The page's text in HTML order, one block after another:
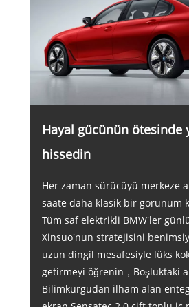
Hayal gücünün ötesinde
hissedin
Her zaman sürücüyü merkeze
saate daha klasik bir görünüm
Tüm saf elektrikli BMW'ler
Xinsuo'nun stratejisini
uzun dingil mesafesiyle lüks
getirmeyi öğrenin，Boşluktaki
Bilimkurgudan ilham alan